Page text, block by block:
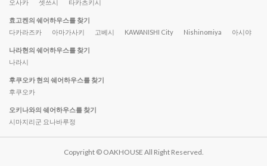
오사카
셋쓰시 타카츠키시
효고켄의 쉐어하우스를 찾기
다카라즈카
아마가사키 고베시 KAWANISHI City Nishinomiya 아시야
나라현의 쉐어하우스를 찾기
나라시
후쿠오카 현의 쉐어하우스를 찾기
후쿠오카
오키나와의 쉐어하우스를 찾기
시마지리군 요나바루정
Copyright © OAKHOUSE All Right Reserved.